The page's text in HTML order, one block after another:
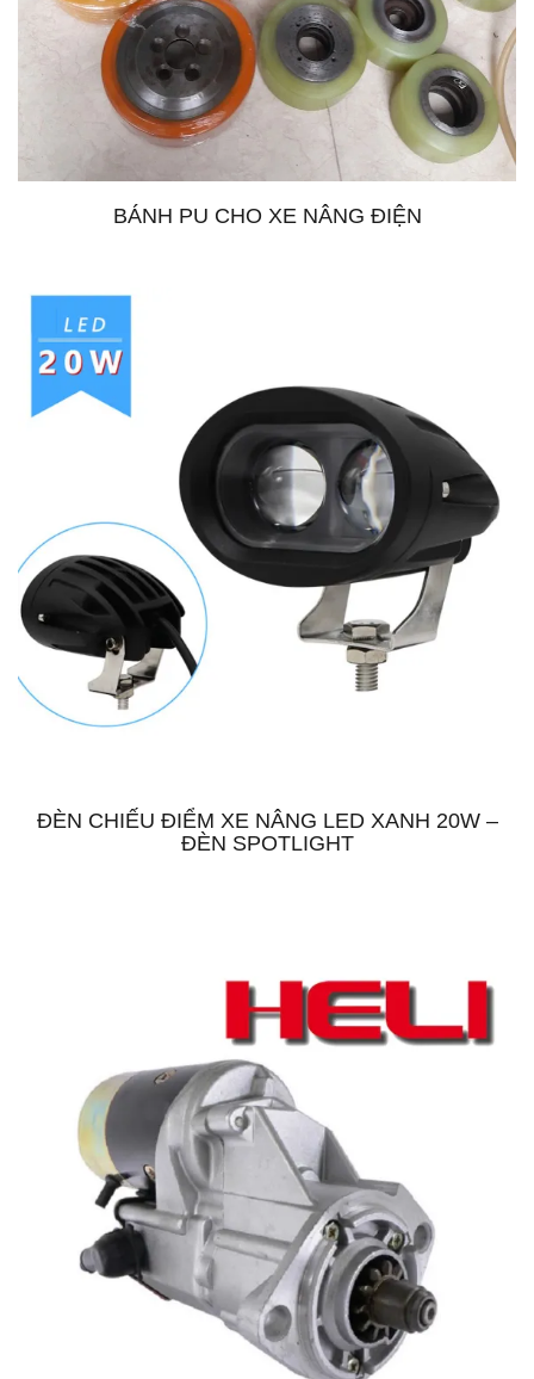
BÁNH PU CHO XE NÂNG ĐIỆN
ĐÈN CHIẾU ĐIỂM XE NÂNG LED XANH 20W –
ĐÈN SPOTLIGHT